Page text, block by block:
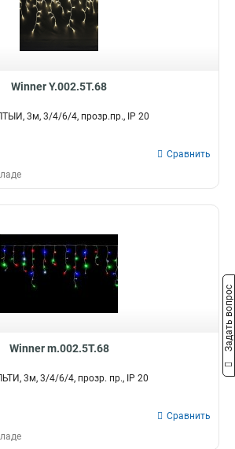
Winner Y.002.5Т.68
3м, 3/4/6/4, прозр.пр., IP 20
Сравнить
Winner m.002.5Т.68
3м, 3/4/6/4, прозр. пр., IP 20
Сравнить
Задать вопрос